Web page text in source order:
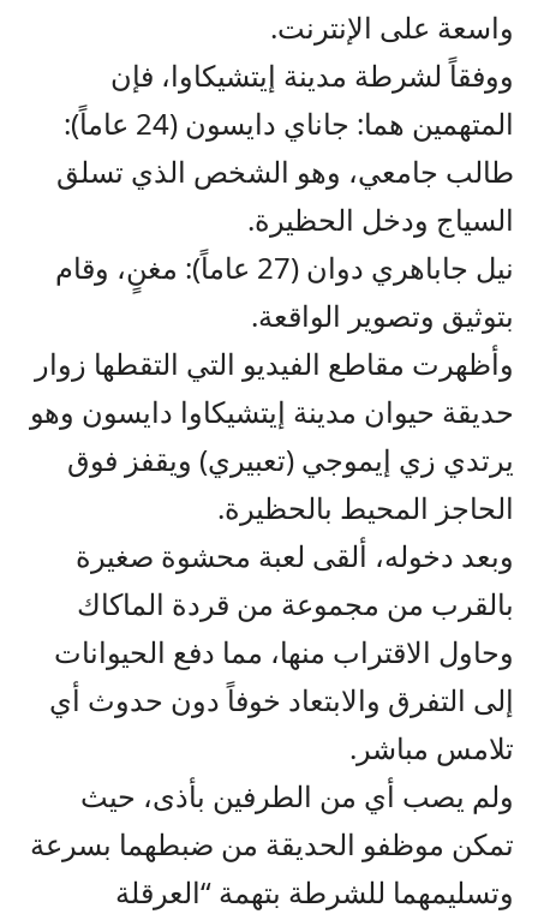
واسعة على الإنترنت.
ووفقاً لشرطة مدينة إيتشيكاوا، فإن
المتهمين هما: جاناي دايسون (24 عاماً):
طالب جامعي، وهو الشخص الذي تسلق
السياج ودخل الحظيرة.
نيل جاباهري دوان (27 عاماً): مغنٍ، وقام
بتوثيق وتصوير الواقعة.
وأظهرت مقاطع الفيديو التي التقطها زوار
حديقة حيوان مدينة إيتشيكاوا دايسون وهو
يرتدي زي إيموجي (تعبيري) ويقفز فوق
الحاجز المحيط بالحظيرة.
وبعد دخوله، ألقى لعبة محشوة صغيرة
بالقرب من مجموعة من قردة الماكاك
وحاول الاقتراب منها، مما دفع الحيوانات
إلى التفرق والابتعاد خوفاً دون حدوث أي
تلامس مباشر.
ولم يصب أي من الطرفين بأذى، حيث
تمكن موظفو الحديقة من ضبطهما بسرعة
وتسليمهما للشرطة بتهمة “العرقلة